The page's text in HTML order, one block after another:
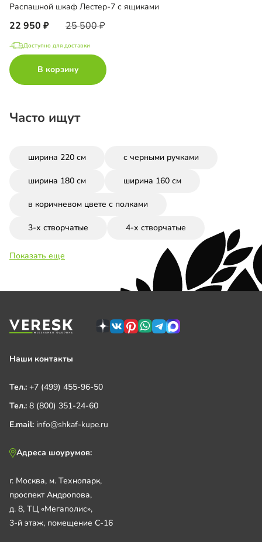
Распашной шкаф Лестер-7 с ящиками
22 950 25 500
Доступно для доставки
В корзину
Часто ищут
ширина 220 см с черными ручками
ширина 180 см ширина 160 см
в коричневом цвете с полками
3-х створчатые 4-х створчатые
Показать еще
Наши контакты
Тел.: +7 (499) 455-96-50
Тел.: 8 (800) 351-24-60
E.mail: info@shkaf-kupe.ru
Адреса шоурумов:
г. Москва, м. Технопарк,
проспект Андропова,
д. 8, ТЦ «Мегаполис»,
3-й этаж, помещение С-16